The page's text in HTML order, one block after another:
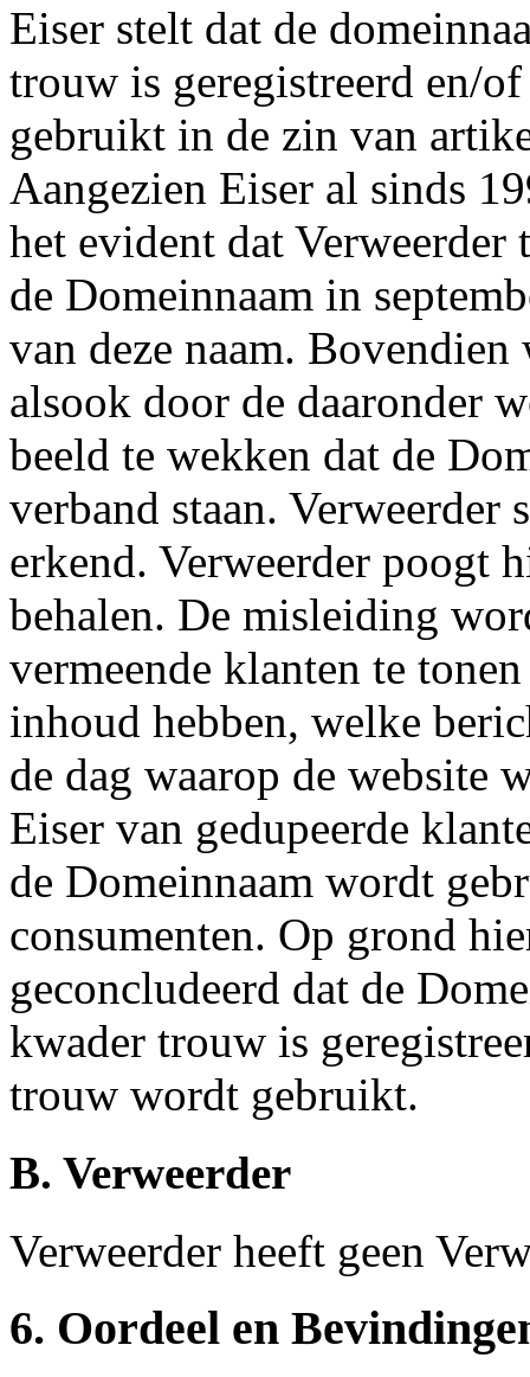
Eiser stelt dat de
trouw is geregistreerd en/
gebruikt in de zin van
Aangezien Eiser al sinds
het evident dat Verweerder
de Domeinnaam in
van deze naam.
alsook door de daaronder
beeld te wekken dat de
verband staan.
erkend. Verweerder poogt
behalen. De misleiding
vermeende klanten te
inhoud hebben, welke
de dag waarop de website
Eiser van gedupeerde
de Domeinnaam wordt
consumenten. Op grond
geconcludeerd dat de
kwader trouw is
trouw wordt gebruikt.
B. Verweerder
Verweerder heeft geen
6. Oordeel en